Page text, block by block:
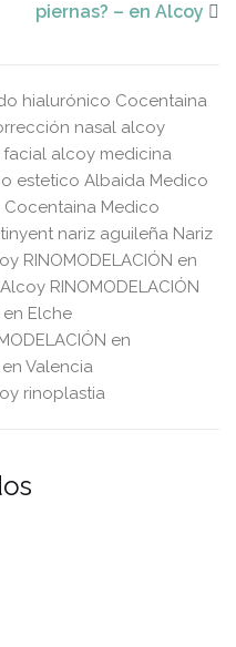
piernas? – en Alcoy
hialurónico Cocentaina
nasal alcoy
facial alcoy medicina
estetico Albaida Medico
Medico
nariz aguileña Nariz
RINOMODELACIÓN en
Alcoy RINOMODELACIÓN
en Elche
en
en Valencia
rinoplastia